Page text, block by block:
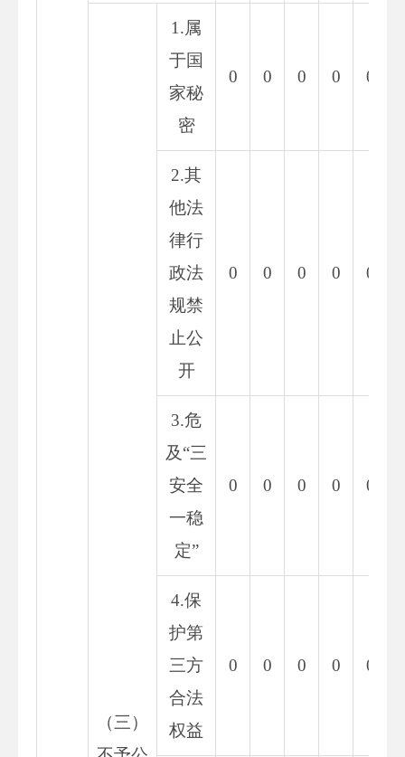
（三）
1.属
于国
家秘
密
0 0 0 0 0
2.其
他法
律行
政法
规禁
止公
开
0 0 0 0 0
3.危
及“三
安全
一稳
定”
0 0 0 0 0
4.保
护第
三方
合法
权益
0 0 0 0 0